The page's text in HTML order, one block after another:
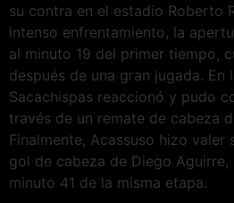
su contra en el estadio Roberto
intenso enfrentamiento, la
al minuto 19 del primer tiempo,
después de una gran jugada. En
Sacachispas reaccionó y pudo
través de un remate de cabeza
Finalmente, Acassuso hizo valer
gol de cabeza de Diego Aguirre,
minuto 41 de la misma etapa.